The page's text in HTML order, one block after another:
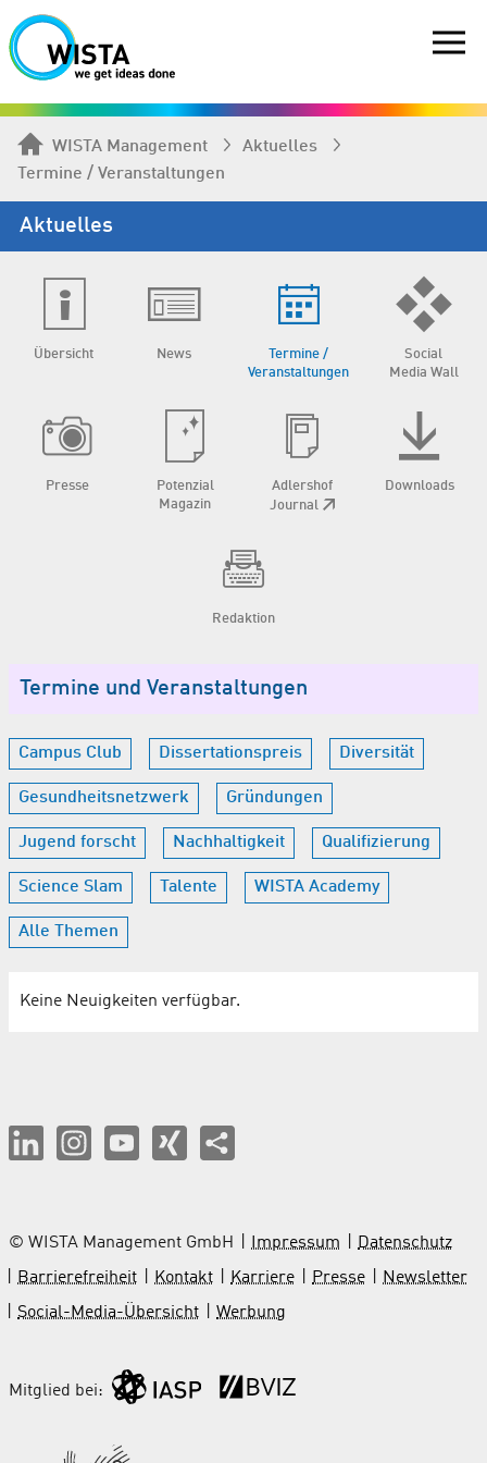
WISTA Management
Aktuelles
Termine / Veranstaltungen
Aktuelles
Übersicht News
Termine /
Veranstaltungen
Social
Media Wall
Presse
Potenzial
Magazin
Adlershof
Journal
Downloads
Redaktion
Termine und Veranstaltungen
Campus Club Dissertationspreis Diversität
Gesundheitsnetzwerk Gründungen
Jugend forscht Nachhaltigkeit Qualifizierung
Science Slam Talente WISTA Academy
Alle Themen
Keine Neuigkeiten verfügbar.
© WISTA Management GmbH Impressum
Datenschutz
Barrierefreiheit
Kontakt Karriere Presse
Newsletter
Social-Media-Übersicht
Werbung
Mitglied bei: